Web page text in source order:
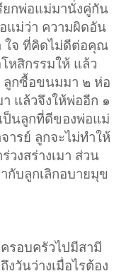
ยกพ่อแม่มานั่งคู่กัน
แม่ว่า ความผิดอัน
ใจ ที่คิดไม่ดีต่อคุณ
สิกรรมให้ แล้ว
ลูกซื้อขนมมา ๒ ห่อ
แล้วจึงให้พ่ออีก ๑
นลูกที่ดีของพ่อแม่
ารย์ ลูกจะไม่ทำให้
งสร่างเมา ส่วน
กับลูกเลิกอบายมุข
รอบครัวไปมีสามี
วันว่างเมื่อไรต้อง